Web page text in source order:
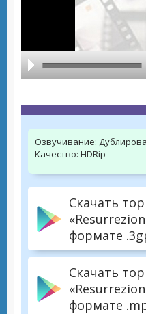
Озвучивание:
Качество: HDRip
Скачать
формате
Скачать
формате